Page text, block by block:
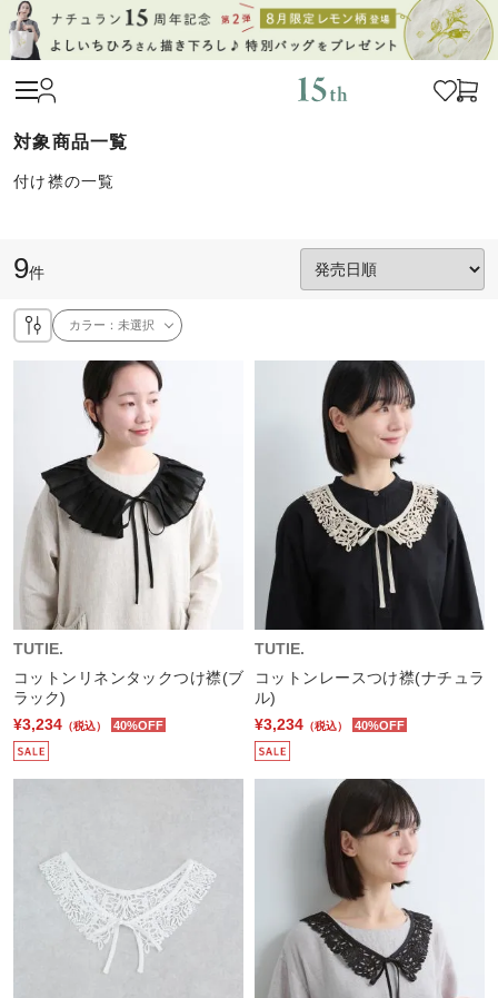
付け襟の一覧
9件
カラー：未選択
TUTIE.
コットンリネンタックつけ襟(ブ
ラック)
¥3,234 （税込） 40%OFF
TUTIE.
コットンレースつけ襟(ナチュラ
ル)
¥3,234 （税込） 40%OFF